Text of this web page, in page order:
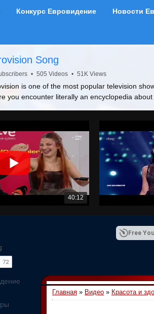
Конкурс Евровидение Новости
Song
• 505 Videos • 51K Views
is one of the most popular television
you encounter literally an encyclopedia
40:12
Free
Главная » Видео » Красота и